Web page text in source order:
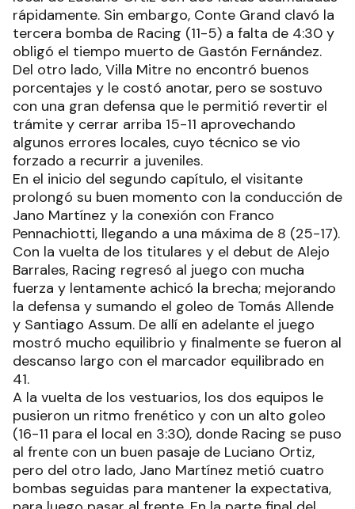
rápidamente. Sin embargo, Conte Grand clavó la
tercera bomba de Racing (11-5) a falta de 4:30 y
obligó el tiempo muerto de Gastón Fernández.
Del otro lado, Villa Mitre no encontró buenos
porcentajes y le costó anotar, pero se sostuvo
con una gran defensa que le permitió revertir el
trámite y cerrar arriba 15-11 aprovechando
algunos errores locales, cuyo técnico se vio
forzado a recurrir a juveniles.
En el inicio del segundo capítulo, el visitante
prolongó su buen momento con la conducción de
Jano Martínez y la conexión con Franco
Pennachiotti, llegando a una máxima de 8 (25-17).
Con la vuelta de los titulares y el debut de Alejo
Barrales, Racing regresó al juego con mucha
fuerza y lentamente achicó la brecha; mejorando
la defensa y sumando el goleo de Tomás Allende
y Santiago Assum. De allí en adelante el juego
mostró mucho equilibrio y finalmente se fueron al
descanso largo con el marcador equilibrado en
41.
A la vuelta de los vestuarios, los dos equipos le
pusieron un ritmo frenético y con un alto goleo
(16-11 para el local en 3:30), donde Racing se puso
al frente con un buen pasaje de Luciano Ortiz,
pero del otro lado, Jano Martínez metió cuatro
bombas seguidas para mantener la expectativa,